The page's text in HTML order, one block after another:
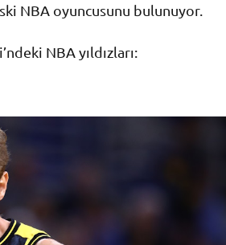
NBA oyuncusunu bulunuyor.
NBA yıldızları: